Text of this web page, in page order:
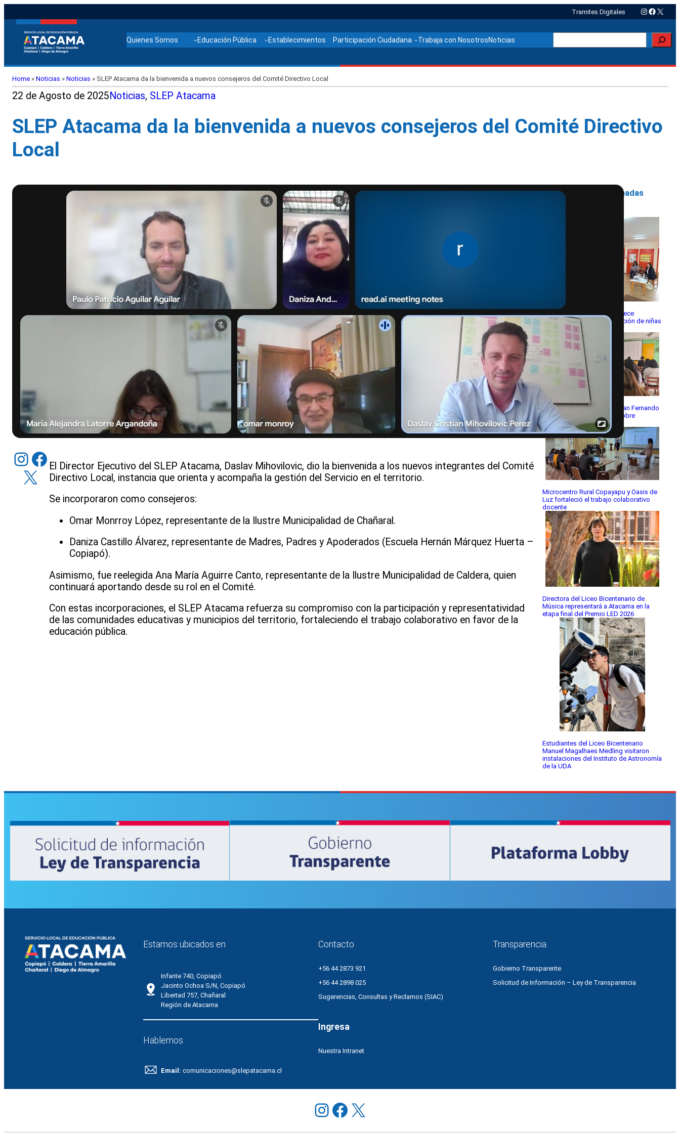
Tramites Digitales Instagram
X
Quienes Somos Educación Pública Establecimientos Participación Ciudadana Trabaja con NosotrosNoticias
Home » Noticias » Noticias » SLEP Atacama da la bienvenida a nuevos consejeros del Comité Directivo Local
22 de Agosto de 2025Noticias, SLEP Atacama
SLEP Atacama da la bienvenida a nuevos consejeros del Comité Directivo
Local
Instagram Facebook
X
El Director Ejecutivo del SLEP Atacama, Daslav Mihovilovic, dio la bienvenida a los nuevos integrantes del Comité
Directivo Local, instancia que orienta y acompaña la gestión del Servicio en el territorio.
Se incorporaron como consejeros:
Omar Monrroy López, representante de la Ilustre Municipalidad de Chañaral.
Daniza Castillo Álvarez, representante de Madres, Padres y Apoderados (Escuela Hernán Márquez Huerta –
Copiapó).
Asimismo, fue reelegida Ana María Aguirre Canto, representante de la Ilustre Municipalidad de Caldera, quien
continuará aportando desde su rol en el Comité.
Con estas incorporaciones, el SLEP Atacama refuerza su compromiso con la participación y representatividad
de las comunidades educativas y municipios del territorio, fortaleciendo el trabajo colaborativo en favor de la
educación pública.
Otras noticias relacionadas
Comunidad educativa fortalece
herramientas para la protección de niñas
Jardín Infantil Pueblito de San Fernando
fortaleció conocimientos sobre
derechos de la niñez
Microcentro Rural Copayapu y Oasis de
Luz fortaleció el trabajo colaborativo
docente
Directora del Liceo Bicentenario de
Música representará a Atacama en la
etapa final del Premio LED 2026
Estudiantes del Liceo Bicentenario
Manuel Magalhaes Medling visitaron
instalaciones del Instituto de Astronomía
de la UDA
Estamos ubicados en
Infante 740, Copiapó
Jacinto Ochoa S/N, Copiapó
Libertad 757, Chañaral
Región de Atacama
Hablemos
Email: comunicaciones@slepatacama.cl
Contacto
+56 44 2873 921
+56 44 2898 025
Sugerencias, Consultas y Reclamos (SIAC)
Ingresa
Nuestra Intranet
Transparencia
Gobierno Transparente
Solicitud de Información – Ley de Transparencia
Instagram
Facebook
X